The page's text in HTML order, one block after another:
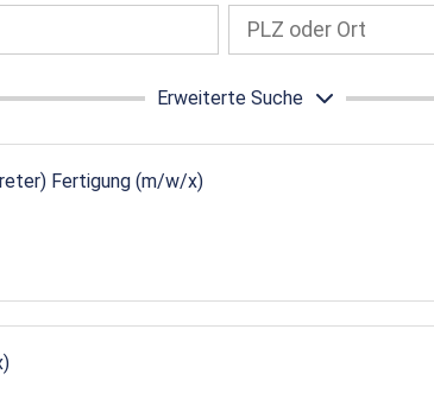
Erweiterte Suche
Fertigung (m/w/x)